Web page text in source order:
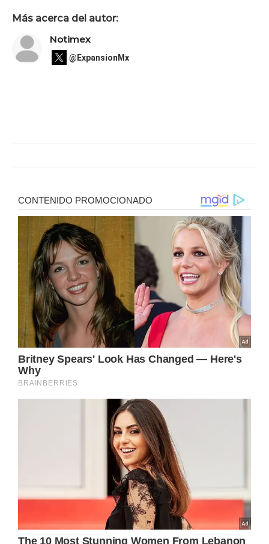
Más acerca del autor:
Notimex
@ExpansionMx